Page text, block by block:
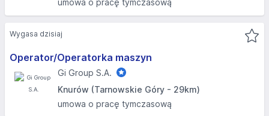
umowa o pracę tymczasową
Operator/Operatorka maszyn
Gi Group S.A.
Knurów (Tarnowskie Góry - 29km)
umowa o pracę tymczasową
Wygasa dzisiaj